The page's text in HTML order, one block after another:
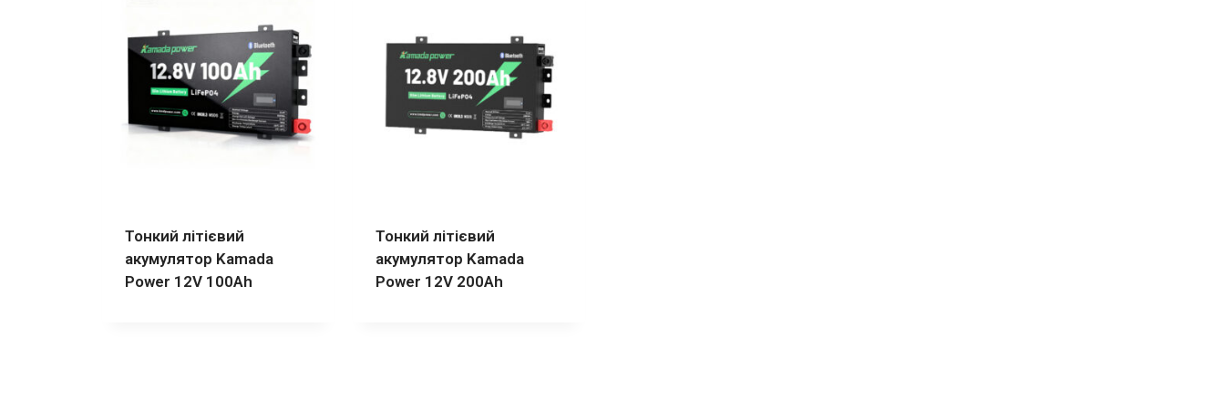
Тонкий літієвий
акумулятор Kamada
Power 12V 100Ah
Тонкий літієвий
акумулятор Kamada
Power 12V 200Ah